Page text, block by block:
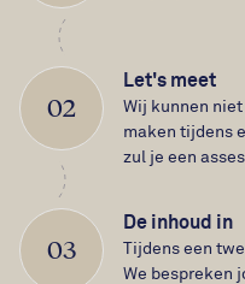
02
Let's meet
Wij kunnen
maken tijdens
zul je een
03
De inhoud in
Tijdens een
We bespreken